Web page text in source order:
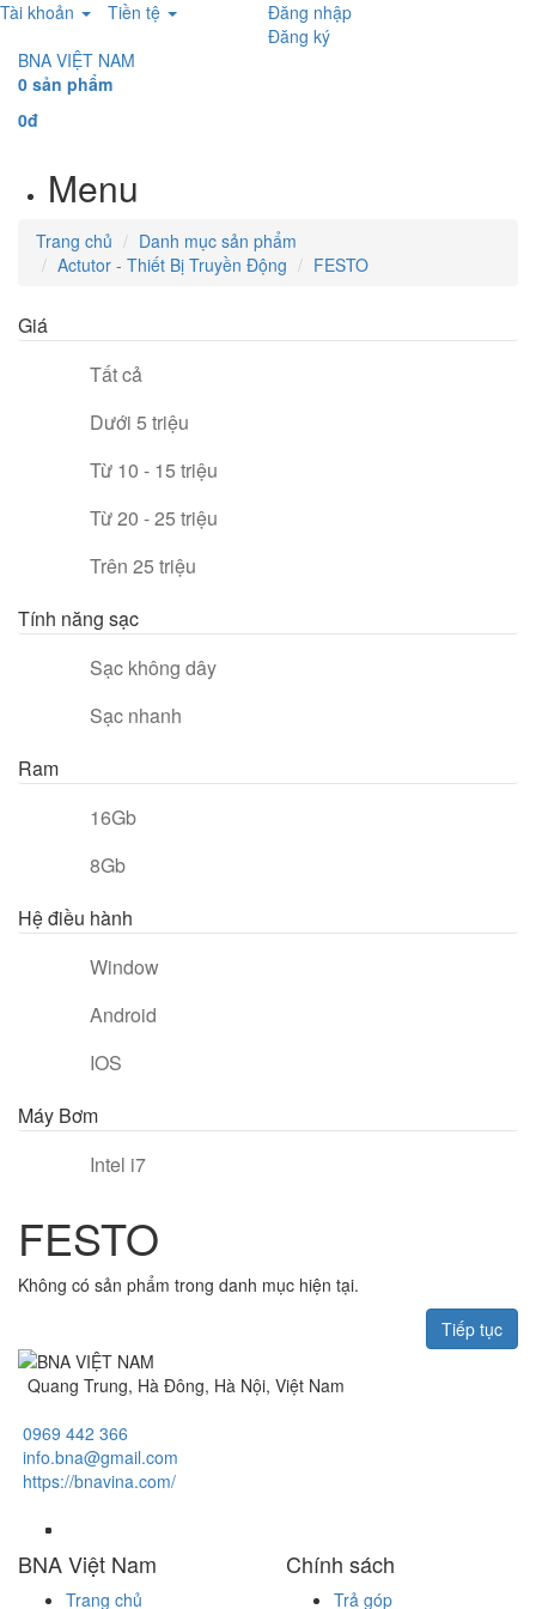
Tài khoản Tiền tệ
Đăng nhập
Đăng ký
BNA VIỆT NAM
0 sản phẩm
0đ
Menu
Trang chủ
Danh mục sản phẩm
Actutor - Thiết Bị Truyền Động
FESTO
Giá
Tất cả
Dưới 5 triệu
Từ 10 - 15 triệu
Từ 20 - 25 triệu
Trên 25 triệu
Tính năng sạc
Sạc không dây
Sạc nhanh
Ram
16Gb
8Gb
Hệ điều hành
Window
Android
IOS
Máy Bơm
Intel i7
FESTO
Không có sản phẩm trong danh mục hiện tại.
Tiếp tục
Quang Trung, Hà Đông, Hà Nội, Việt Nam
0969 442 366
info.bna@gmail.com
https://bnavina.com/
BNA Việt Nam
Trang chủ
Chính sách
Trả góp